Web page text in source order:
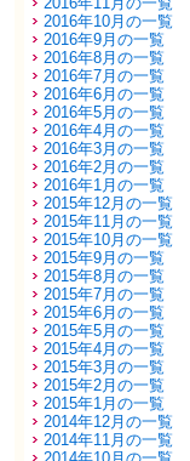
2016年10月の一覧
2016年9月の一覧
2016年8月の一覧
2016年7月の一覧
2016年6月の一覧
2016年5月の一覧
2016年4月の一覧
2016年3月の一覧
2016年2月の一覧
2016年1月の一覧
2015年12月の一覧
2015年11月の一覧
2015年10月の一覧
2015年9月の一覧
2015年8月の一覧
2015年7月の一覧
2015年6月の一覧
2015年5月の一覧
2015年4月の一覧
2015年3月の一覧
2015年2月の一覧
2015年1月の一覧
2014年12月の一覧
2014年11月の一覧